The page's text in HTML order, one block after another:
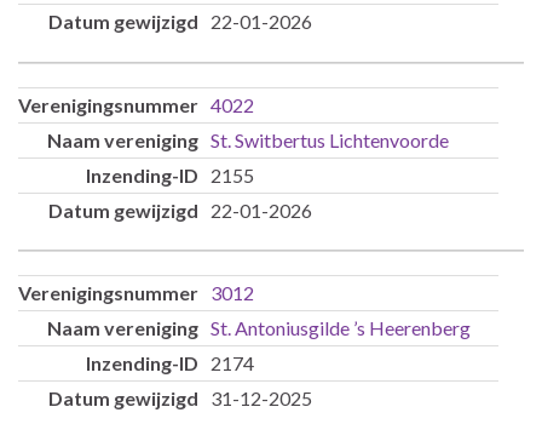
22-01-2026
4022
St. Switbertus Lichtenvoorde
2155
22-01-2026
3012
St. Antoniusgilde ’s Heerenberg
2174
31-12-2025